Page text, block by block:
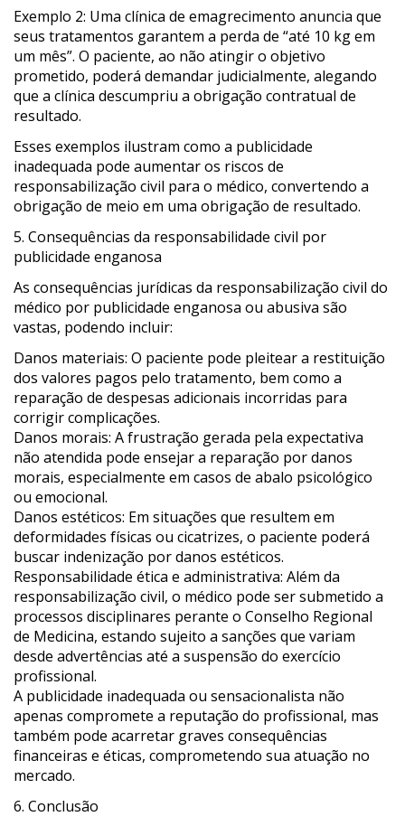
Exemplo 2: Uma clínica de emagrecimento anuncia que
seus tratamentos garantem a perda de “até 10 kg em
um mês”. O paciente, ao não atingir o objetivo
prometido, poderá demandar judicialmente, alegando
que a clínica descumpriu a obrigação contratual de
resultado.
Esses exemplos ilustram como a publicidade
inadequada pode aumentar os riscos de
responsabilização civil para o médico, convertendo a
obrigação de meio em uma obrigação de resultado.
5. Consequências da responsabilidade civil por
publicidade enganosa
As consequências jurídicas da responsabilização civil do
médico por publicidade enganosa ou abusiva são
vastas, podendo incluir:
Danos materiais: O paciente pode pleitear a restituição
dos valores pagos pelo tratamento, bem como a
reparação de despesas adicionais incorridas para
corrigir complicações.
Danos morais: A frustração gerada pela expectativa
não atendida pode ensejar a reparação por danos
morais, especialmente em casos de abalo psicológico
ou emocional.
Danos estéticos: Em situações que resultem em
deformidades físicas ou cicatrizes, o paciente poderá
buscar indenização por danos estéticos.
Responsabilidade ética e administrativa: Além da
responsabilização civil, o médico pode ser submetido a
processos disciplinares perante o Conselho Regional
de Medicina, estando sujeito a sanções que variam
desde advertências até a suspensão do exercício
profissional.
A publicidade inadequada ou sensacionalista não
apenas compromete a reputação do profissional, mas
também pode acarretar graves consequências
financeiras e éticas, comprometendo sua atuação no
mercado.
6. Conclusão